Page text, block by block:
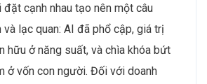
cạnh nhau tạo nên một câu
và lạc quan: AI đã phổ cập, giá trị
hữu ở năng suất, và chìa khóa bứt
ở vốn con người. Đối với doanh